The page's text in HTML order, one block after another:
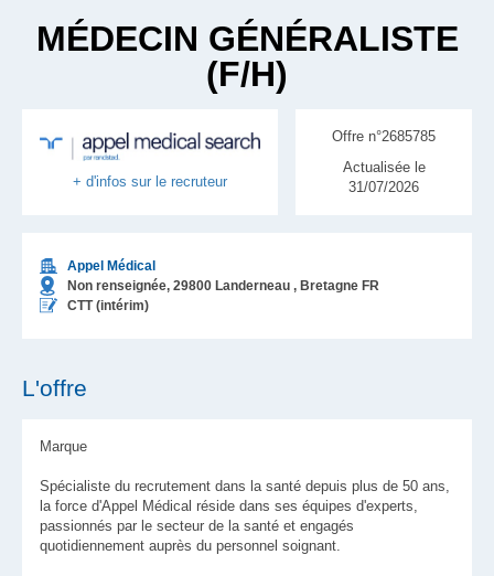
MÉDECIN GÉNÉRALISTE
(F/H)
+ d'infos sur le recruteur
Appel Médical
Non renseignée, 29800 Landerneau , Bretagne FR
CTT (intérim)
Offre n°2685785
Actualisée le
31/07/2026
L'offre
Marque
Spécialiste du recrutement dans la santé depuis plus de 50 ans,
la force d'Appel Médical réside dans ses équipes d'experts,
passionnés par le secteur de la santé et engagés
quotidiennement auprès du personnel soignant.